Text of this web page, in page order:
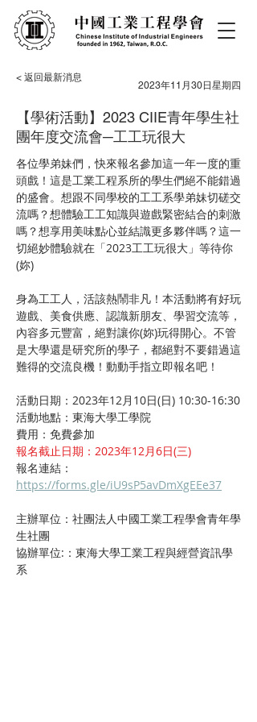
< 返回最新消息
2023年11月30日星期四
【學術活動】2023 CIIE青年學生社
團年度交流會─工工玩很大
各位學弟妹們，快來報名參加這一年一度的重
頭戲！這是工業工程系所的學生們絕不能錯過
的盛會。想跟不同學校的工工系學弟妹切磋交
流嗎？想體驗工工知識與遊戲緊密結合的刺激
嗎？想享用美味點心並結識更多夥伴嗎？這一
切絕妙體驗就在「2023工工玩很大」等待你
(妳)
身為工工人，活該熱鬧非凡！本活動將有好玩
遊戲、美食供應、認識新朋友、學習交流等，
內容多元豐富，絕對讓你(妳)玩得開心。不管
是大學還是研究所的學子，都絕對不要錯過這
難得的交流良機！動動手指立即報名吧！
活動日期：2023年12月10日(日) 10:30-16:30
活動地點：東海大學工學院
費用：免費參加
報名截止日期：2023年12月6日(三)
報名連結：
https://forms.gle/iU9sP5avDmXgEEe37
主辦單位：社團法人中國工業工程學會青年學
生社團
協辦單位:：東海大學工業工程與經營資訊學
系